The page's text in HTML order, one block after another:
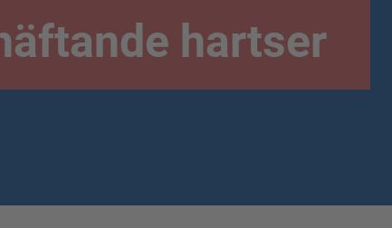
hartser